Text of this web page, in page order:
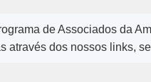
de Associados da
através dos nossos links,